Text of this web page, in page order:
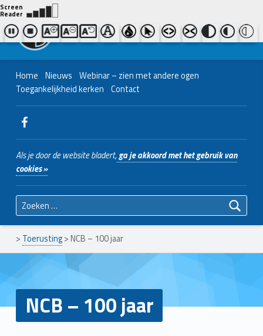
Contact ons
| Bel ons
038 - 427 04 48
Home Nieuws Webinar – zien met andere ogen
Toegankelijkheid kerken Contact
WebMan on Facebook
Als je door de website bladert,ga je akkoord met het gebruik van
cookies »
Zoeken naar:
> Toerusting> NCB – 100 jaar
NCB – 100 jaar